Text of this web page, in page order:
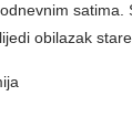
satima.
obilazak